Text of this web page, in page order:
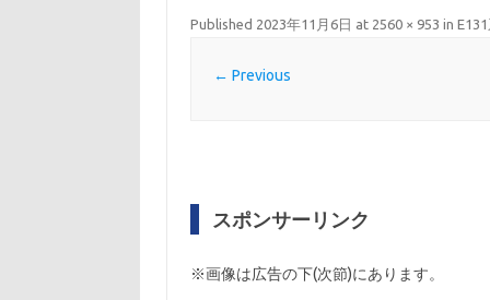
Published 2023年11月6日 at 2560 × 953 in
← Previous
スポンサーリンク
※画像は広告の下(次節)にあります。